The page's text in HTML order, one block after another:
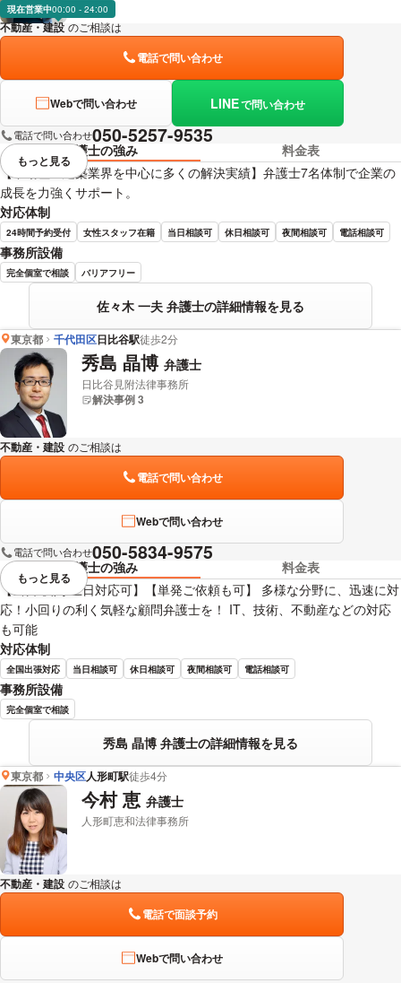
現在営業中00:00 - 24:00
不動産・建設 のご相談は
電話で問い合わせ
Webで問い合わせ LINEで問い合わせ
電話で問い合わせ050-5257-9535
弁護士の強み
料金表
【不動産・建築業界を中心に多くの解決実績】弁護士7名体制で企業の
成長を力強くサポート。
対応体制
24時間予約受付 女性スタッフ在籍 当日相談可 休日相談可 夜間相談可 電話相談可
事務所設備
完全個室で相談 バリアフリー
佐々木 一夫 弁護士の詳細情報を見る
視覚的に省略されている要素を
もっと見る
東京都 千代田区日比谷駅徒歩2分
秀島 晶博 弁護士
日比谷見附法律事務所
解決事例 3
不動産・建設 のご相談は
電話で問い合わせ
Webで問い合わせ
電話で問い合わせ050-5834-9575
弁護士の強み
料金表
【当日/夜間/土日対応可】【単発ご依頼も可】 多様な分野に、迅速に対
応！小回りの利く気軽な顧問弁護士を！ IT、技術、不動産などの対応
も可能
対応体制
全国出張対応 当日相談可 休日相談可 夜間相談可 電話相談可
事務所設備
完全個室で相談
秀島 晶博 弁護士の詳細情報を見る
視覚的に省略されている要素を
もっと見る
東京都 中央区人形町駅徒歩4分
今村 恵 弁護士
人形町恵和法律事務所
不動産・建設 のご相談は
電話で面談予約
Webで問い合わせ